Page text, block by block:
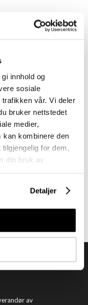
innhold og
sosiale
vår. Vi deler
bruker nettstedet
medier,
kan kombinere den
for dem,
din bruk av
Detaljer
av